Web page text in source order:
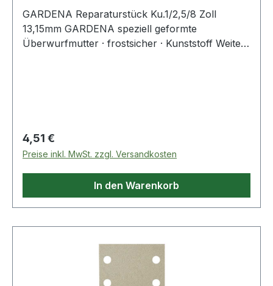
GARDENA Reparaturstück Ku.1/2,5/8 Zoll
13,15mm GARDENA speziell geformte
Überwurfmutter · frostsicher · Kunststoff Weitere
Regulärer Preis:
4,51 €
Preise inkl. MwSt. zzgl. Versandkosten
In den Warenkorb